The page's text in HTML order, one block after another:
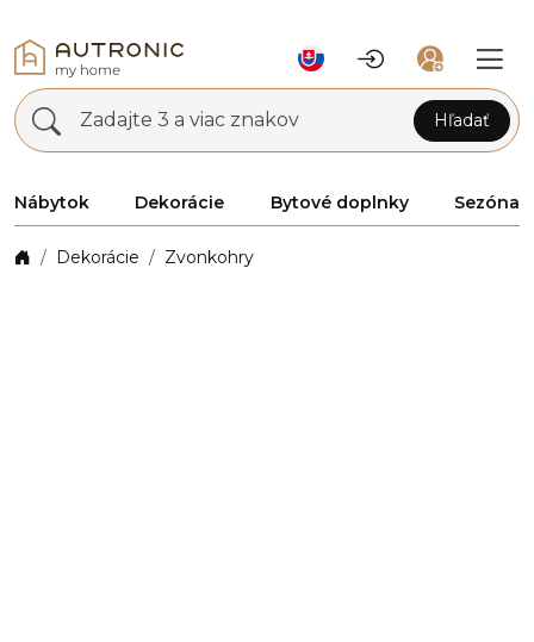
Zadajte 3 a viac znakov Hľadať
Nábytok Dekorácie Bytové doplnky Sezóna
Dekorácie Zvonkohry